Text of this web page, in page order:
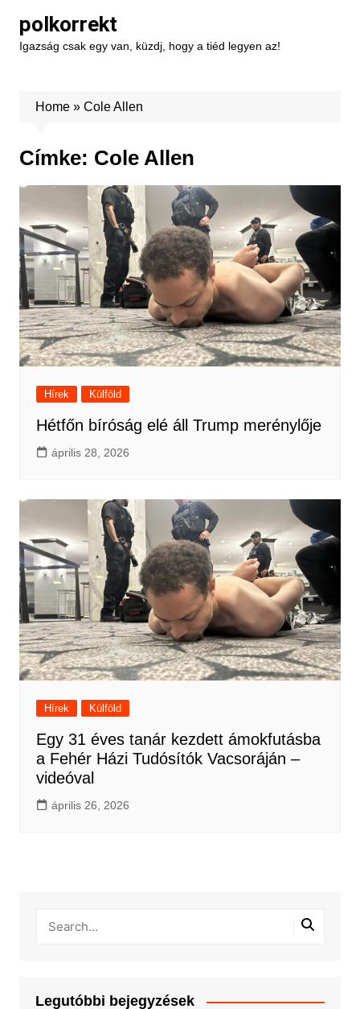
content
polkorrekt
Igazság csak egy van, küzdj, hogy a tiéd legyen az!
Home» Cole Allen
Címke: Cole Allen
Hírek Külföld
Hétfőn bíróság elé áll Trump merénylője
április 28, 2026
Hírek Külföld
Egy 31 éves tanár kezdett ámokfutásba
a Fehér Házi Tudósítók Vacsoráján –
videóval
április 26, 2026
Legutóbbi bejegyzések